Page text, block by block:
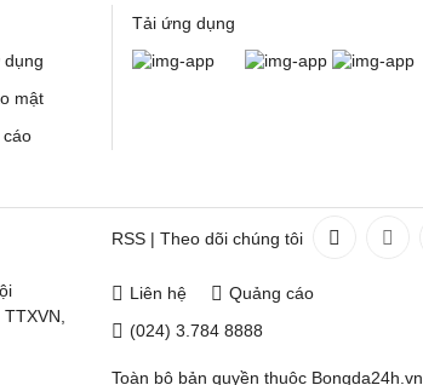
mật
cáo
Tải ứng dụng
RSS | Theo dõi chúng tôi
Liên hệ
Quảng cáo
(024) 3.784 8888
Toàn bộ bản quyền thuộc Bongda24h.vn